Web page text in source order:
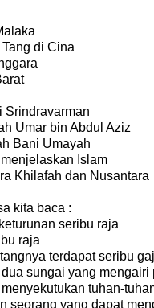
di Cina
Srindravarman
Umar bin Abdul Aziz
Bani Umayah
Islam
Khilafah dan Nusantara
kita baca :
seribu raja
raja
terdapat seribu
sungai yang mengairi
tuhan-
seorang yang dapat